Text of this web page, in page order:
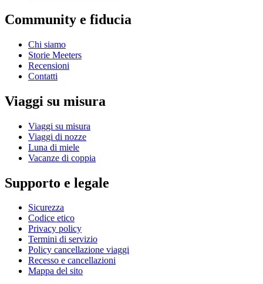
Community e fiducia
Chi siamo
Storie Meeters
Recensioni
Contatti
Viaggi su misura
Viaggi su misura
Viaggi di nozze
Luna di miele
Vacanze di coppia
Supporto e legale
Sicurezza
Codice etico
Privacy policy
Termini di servizio
Policy cancellazione viaggi
Recesso e cancellazioni
Mappa del sito